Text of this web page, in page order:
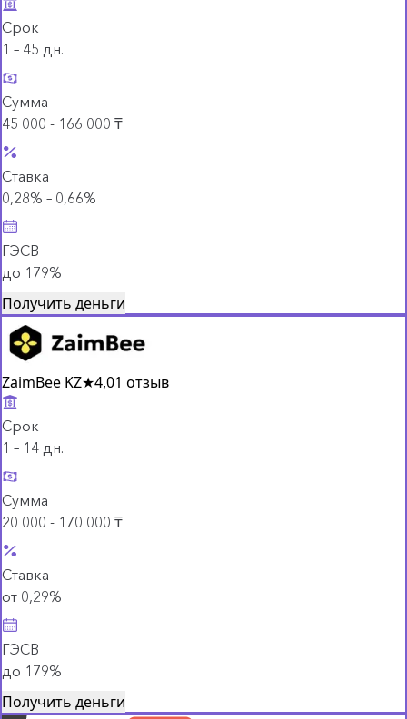
Срок
1 – 45 дн.
Сумма
45 000 - 166 000 ₸
Ставка
0,28% – 0,66%
ГЭСВ
до 179%
Получить деньги
ZaimBee KZ★4,01 отзыв
Срок
1 – 14 дн.
Сумма
20 000 - 170 000 ₸
Ставка
от 0,29%
ГЭСВ
до 179%
Получить деньги